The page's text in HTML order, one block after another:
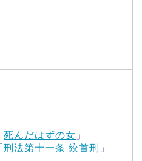
死んだはずの女 」
刑法第十一条 絞首刑 」